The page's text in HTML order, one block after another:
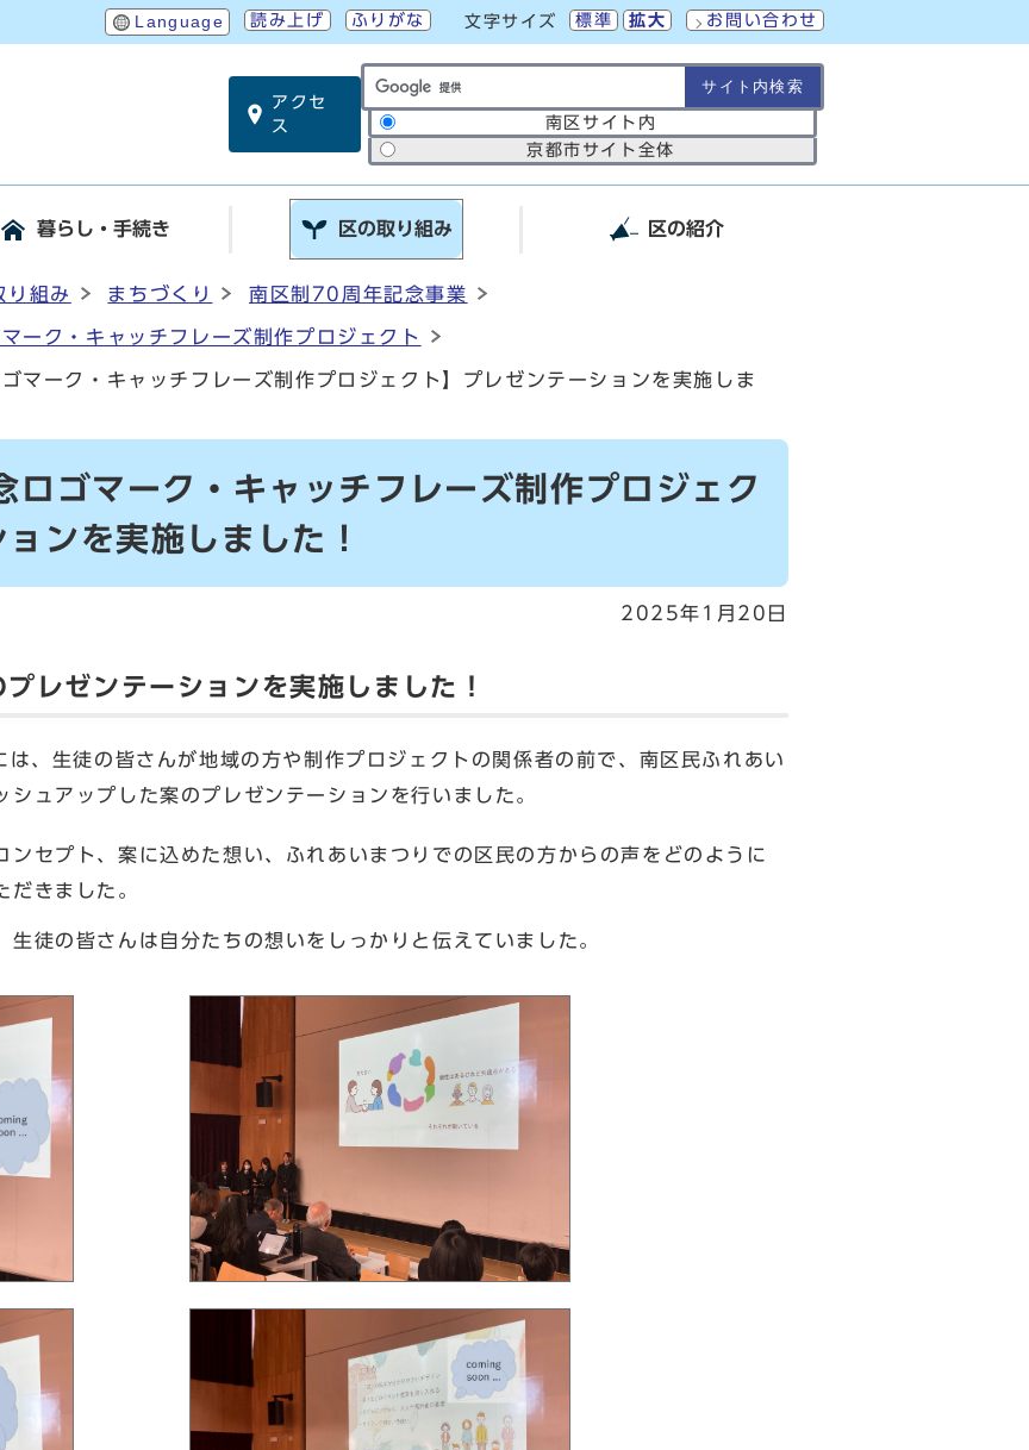
Language 読み上げ ふりがな 文字サイズ 標準 拡大 お問い合わせ
アクセ
ス
サイト内検索の範囲
南区サイト内
京都市サイト全体
暮らし・手続き 区の取り組み 区の紹介
り組み まちづくり 南区制70周年記念事業
ーク・キャッチフレーズ制作プロジェクト
マーク・キャッチフレーズ制作プロジェクト】プレゼンテーションを実施しま
ロゴマーク・キャッチフレーズ制作プロジェク
ンを実施しました！
2025年1月20日
レゼンテーションを実施しました！
、生徒の皆さんが地域の方や制作プロジェクトの関係者の前で、南区民ふれあい
ュアップした案のプレゼンテーションを行いました。
セプト、案に込めた想い、ふれあいまつりでの区民の方からの声をどのように
だきました。
徒の皆さんは自分たちの想いをしっかりと伝えていました。